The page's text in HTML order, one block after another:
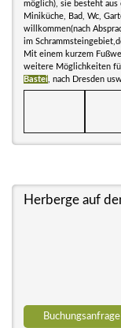
möglich), sie besteht
Miniküche, Bad, Wc,
willkommen(nach
im
Mit einem kurzem
weitere Möglichkeiten
Bastei , nach Dresden
Herberge auf
Buchungsanfrage